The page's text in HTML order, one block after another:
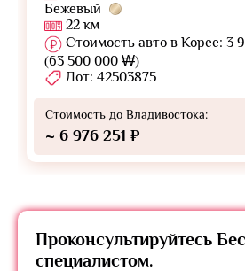
Бежевый
22 км
Стоимость авто в Корее: 3
(63 500 000 ₩)
Лот: 42503875
Стоимость до Владивостока:
~ 6 976 251 ₽
Проконсультируйтесь
специалистом.